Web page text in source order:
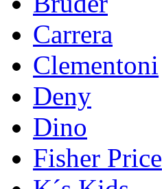
Carrera
Clementoni
Deny
Dino
Fisher Price